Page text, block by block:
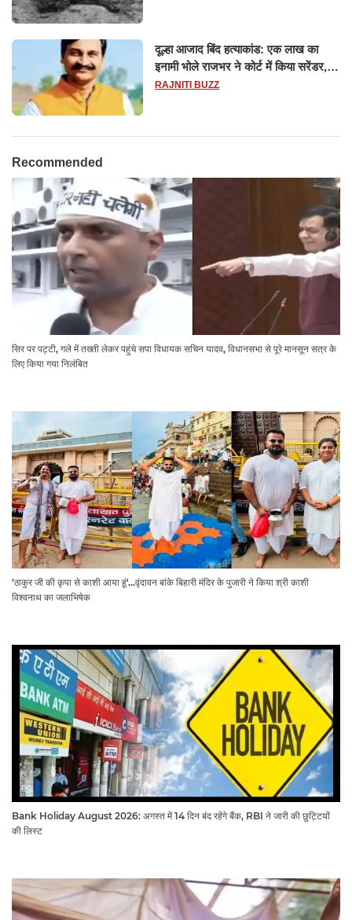
दूल्हा आजाद बिंद हत्याकांड: एक लाख का
इनामी भोले राजभर ने कोर्ट में किया सरेंडर,
14 दिन के लिए भेजा गया जेल
RAJNITI BUZZ
Recommended
सिर पर पट्टी, गले में तख्ती लेकर पहुंचे सपा विधायक सचिन यादव, विधानसभा से पूरे मानसून सत्र के
लिए किया गया निलंबित
'ठाकुर जी की कृपा से काशी आया हूं'...वृंदावन बांके बिहारी मंदिर के पुजारी ने किया श्री काशी
विश्वनाथ का जलाभिषेक
Bank Holiday August 2026: अगस्त में 14 दिन बंद रहेंगे बैंक, RBI ने जारी की छुट्टियों
की लिस्ट​​​​​​​